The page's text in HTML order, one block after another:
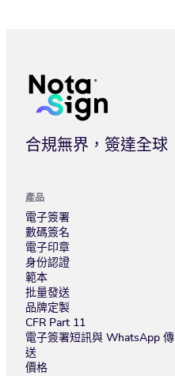
合規無界，簽達全球
產品
電子簽署
數碼簽名
電子印章
身份認證
範本
批量發送
品牌定製
CFR Part 11
電子簽署短訊與 WhatsApp 傳
送
價格